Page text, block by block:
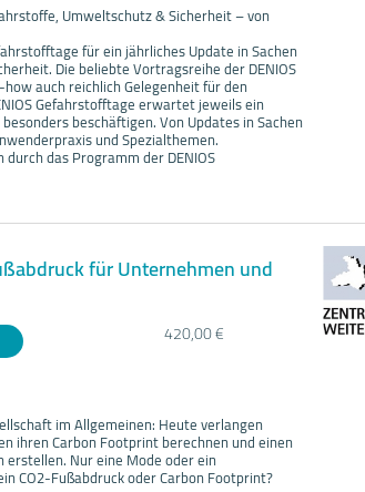
Umweltschutz & Sicherheit – von
für ein jährliches Update in Sachen
Die beliebte Vortragsreihe der DENIOS
auch reichlich Gelegenheit für den
Gefahrstofftage erwartet jeweils ein
beschäftigen. Von Updates in Sachen
und Spezialthemen.
das Programm der DENIOS
für Unternehmen und
420,00 €
im Allgemeinen: Heute verlangen
ihren Carbon Footprint berechnen und einen
erstellen. Nur eine Mode oder ein
CO2-Fußabdruck oder Carbon Footprint?